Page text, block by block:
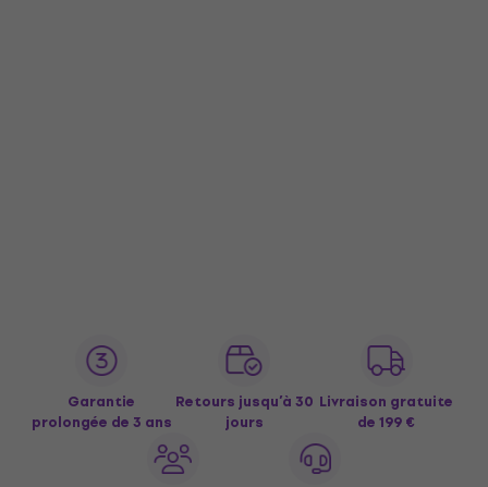
Garantie
prolongée de 3 ans
Retours jusqu’à 30
jours
Livraison gratuite
de 199 €